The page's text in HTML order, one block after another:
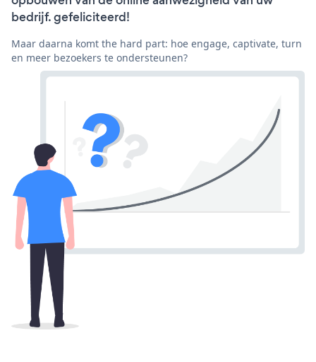
bedrijf. gefeliciteerd!
Maar daarna komt the hard part: hoe engage, captivate, turn
en meer bezoekers te ondersteunen?